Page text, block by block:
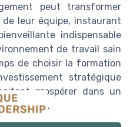
peut transformer
leur équipe, instaurant
indispensable
de travail sain
de choisir la formation
stratégique
prospérer dans un